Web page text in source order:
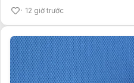
12 giờ trước